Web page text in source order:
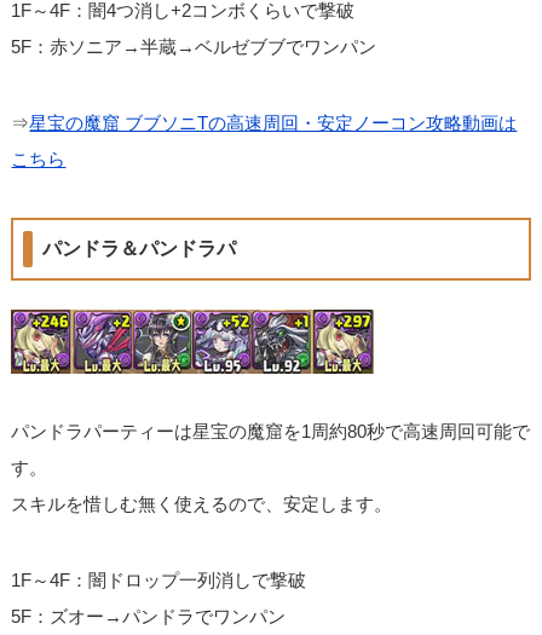
1F～4F：闇4つ消し+2コンボくらいで撃破
5F：赤ソニア→半蔵→ベルゼブブでワンパン
⇒星宝の魔窟 ブブソニTの高速周回・安定ノーコン攻略動画は
こちら
パンドラ＆パンドラパ
パンドラパーティーは星宝の魔窟を1周約80秒で高速周回可能で
す。
スキルを惜しむ無く使えるので、安定します。
1F～4F：闇ドロップ一列消しで撃破
5F：ズオー→パンドラでワンパン